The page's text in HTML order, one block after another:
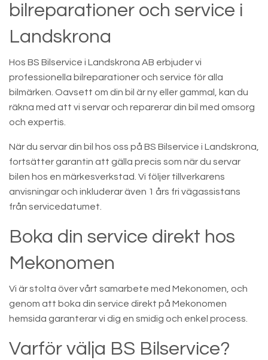
bilreparationer och service i
Landskrona
Hos BS Bilservice i Landskrona AB erbjuder vi
professionella bilreparationer och service för alla
bilmärken. Oavsett om din bil är ny eller gammal, kan du
räkna med att vi servar och reparerar din bil med omsorg
och expertis.
När du servar din bil hos oss på BS Bilservice i Landskrona,
fortsätter garantin att gälla precis som när du servar
bilen hos en märkesverkstad. Vi följer tillverkarens
anvisningar och inkluderar även 1 års fri vägassistans
från servicedatumet.
Boka din service direkt hos
Mekonomen
Vi är stolta över vårt samarbete med Mekonomen, och
genom att boka din service direkt på Mekonomen
hemsida garanterar vi dig en smidig och enkel process.
Varför välja BS Bilservice?